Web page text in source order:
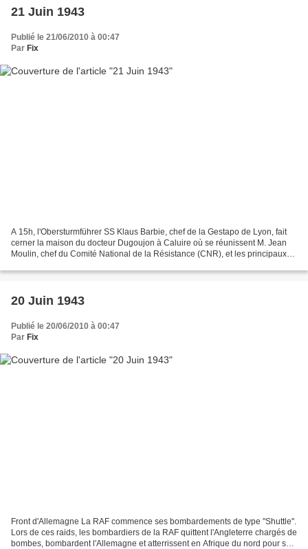
21 Juin 1943
Publié le 21/06/2010 à 00:47
Par Fix
A 15h, l'Obersturmführer SS Klaus Barbie, chef de la Gestapo de Lyon, fait
cerner la maison du docteur Dugoujon à Caluire où se réunissent M. Jean
Moulin, chef du Comité National de la Résistance (CNR), et les principaux
20 Juin 1943
Publié le 20/06/2010 à 00:47
Par Fix
Front d'Allemagne La RAF commence ses bombardements de type "Shuttle".
Lors de ces raids, les bombardiers de la RAF quittent l'Angleterre chargés de
bombes, bombardent l'Allemagne et atterrissent en Afrique du nord pour se